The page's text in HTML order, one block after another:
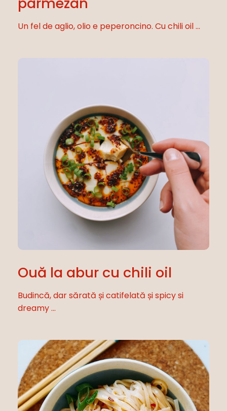
Nu ai niciun produs în coș.
Go To Shop
Un fel de aglio, olio e peperoncino. Cu chili oil ...
Ouă la abur cu chili oil
Budincă, dar sărată și catifelată și spicy si
dreamy ...